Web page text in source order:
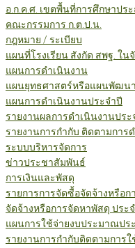
อ.ก.ค.ศ. เขตพื้นที่การศึกษาประ
คณะกรรมการ ก.ต.ป.น.
กฎหมาย / ระเบียบ
แผนที่โรงเรียน สังกัด สพฐ. ใน
แผนการดำเนินงาน
แผนยุทธศาสตร์หรือแผนพัฒน
แผนการดำเนินงานประจำปี
รายงานผลการดำเนินงานปร
รายงานการกำกับ ติดตามการ
ระบบบริหารจัดการ
ข่าวประชาสัมพันธ์
การเงินและพัสดุ
รายการการจัดซื้อจัดจ้างหรือ
จัดจ้างหรือการจัดหาพัสดุ ประ
แผนการใช้จ่ายงบประมาณปร
รายงานการกำกับติดตามการ